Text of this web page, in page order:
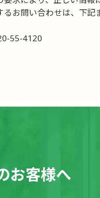
お問い合わせは、下記
55-4120
お客様へ